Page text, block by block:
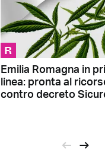
R
Emilia Romagna in
linea: pronta al
contro decreto